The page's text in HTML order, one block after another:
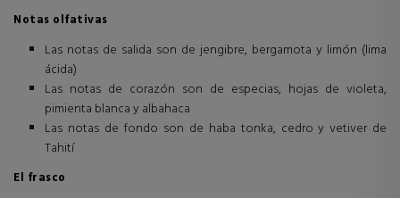
Notas olfativas
Las notas de salida son de jengibre, bergamota y limón (lima
ácida)
Las notas de corazón son de especias, hojas de violeta,
pimienta blanca y albahaca
Las notas de fondo son de haba tonka, cedro y vetiver de
Tahití
El frasco